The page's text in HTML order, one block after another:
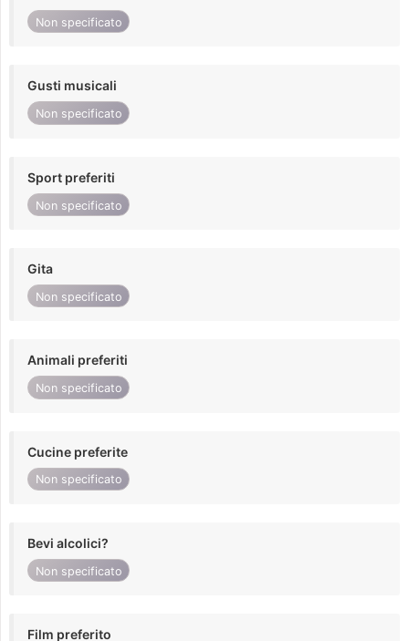
Non specificato
Gusti musicali
Non specificato
Sport preferiti
Non specificato
Gita
Non specificato
Animali preferiti
Non specificato
Cucine preferite
Non specificato
Bevi alcolici?
Non specificato
Film preferito